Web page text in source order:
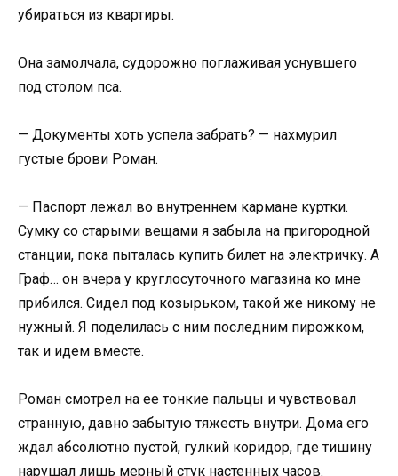
убираться из квартиры.
Она замолчала, судорожно поглаживая уснувшего
под столом пса.
— Документы хоть успела забрать? — нахмурил
густые брови Роман.
— Паспорт лежал во внутреннем кармане куртки.
Сумку со старыми вещами я забыла на пригородной
станции, пока пыталась купить билет на электричку. А
Граф… он вчера у круглосуточного магазина ко мне
прибился. Сидел под козырьком, такой же никому не
нужный. Я поделилась с ним последним пирожком,
так и идем вместе.
Роман смотрел на ее тонкие пальцы и чувствовал
странную, давно забытую тяжесть внутри. Дома его
ждал абсолютно пустой, гулкий коридор, где тишину
нарушал лишь мерный стук настенных часов.